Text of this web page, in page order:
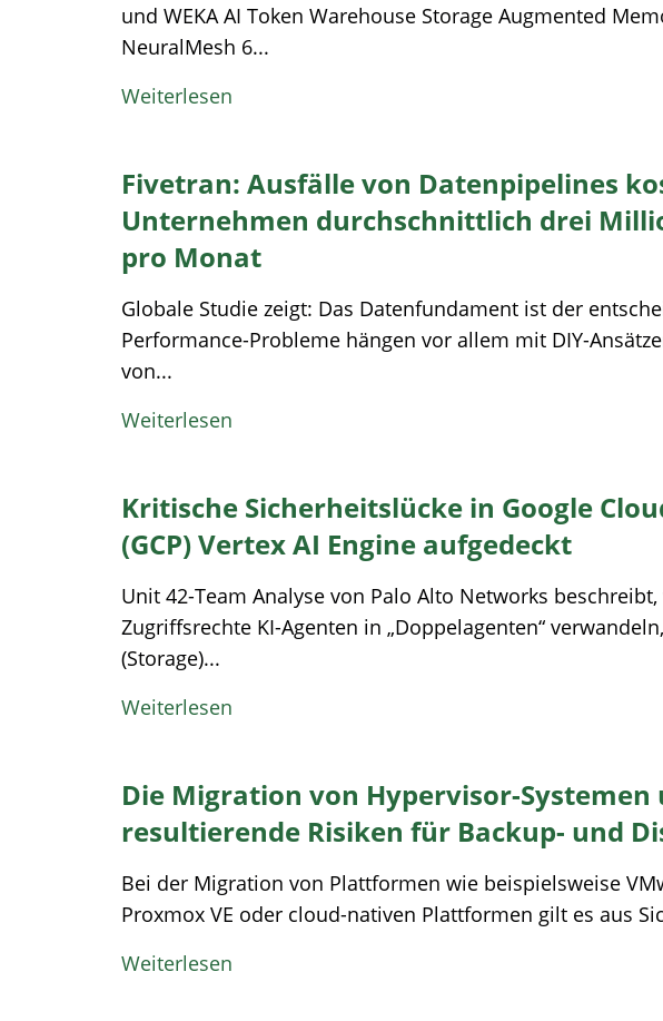
und WEKA AI Token Warehouse Storage Augmented
NeuralMesh 6...
Weiterlesen
Fivetran: Ausfälle von Datenpipelines
Unternehmen durchschnittlich drei
pro Monat
Globale Studie zeigt: Das Datenfundament ist der
Performance-Probleme hängen vor allem mit DIY-
von...
Weiterlesen
Kritische Sicherheitslücke in Google
(GCP) Vertex AI Engine aufgedeckt
Unit 42-Team Analyse von Palo Alto Networks
Zugriffsrechte KI-Agenten in „Doppelagenten“
(Storage)...
Weiterlesen
Die Migration von Hypervisor-Systemen
resultierende Risiken für Backup- und
Bei der Migration von Plattformen wie beispielsweise
Proxmox VE oder cloud-nativen Plattformen gilt es aus
Weiterlesen